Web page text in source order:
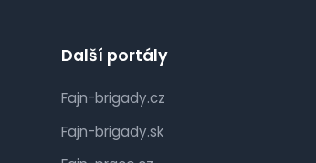
Další portály
Fajn-brigady.cz
Fajn-brigady.sk